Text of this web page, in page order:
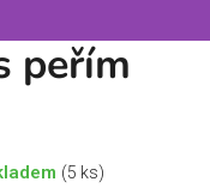
peřím
(5 ks)